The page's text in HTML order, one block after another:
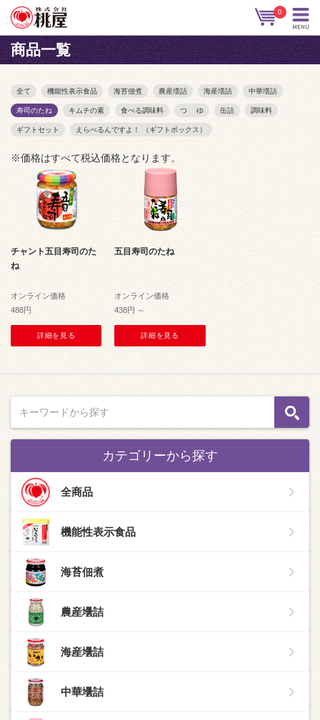
0
商品一覧
全て 機能性表示食品 海苔佃煮 農産壜詰 海産壜詰 中華壜詰
寿司のたね キムチの素 食べる調味料 つ ゆ 缶詰 調味料
ギフトセット えらべるんですよ！ （ギフトボックス）
※価格はすべて税込価格となります。
チャント五目寿司のた
ね
オンライン価格
488円
詳細を見る
五目寿司のたね
オンライン価格
438円 ～
詳細を見る
カテゴリーから探す
全商品
機能性表示食品
海苔佃煮
農産壜詰
海産壜詰
中華壜詰